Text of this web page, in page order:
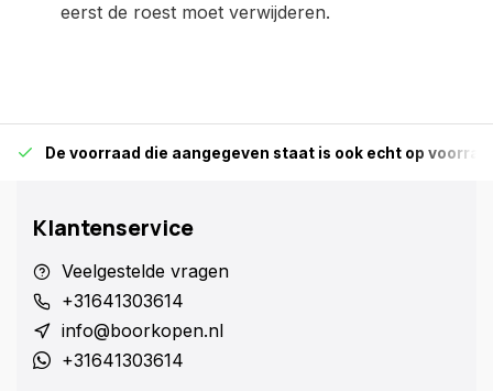
eerst de roest moet verwijderen.
De voorraad die aangegeven staat is ook echt op
Klantenservice
Veelgestelde vragen
+31641303614
info@boorkopen.nl
+31641303614